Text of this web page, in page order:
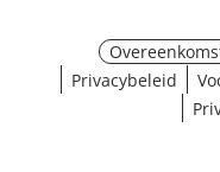
Privacybeleid